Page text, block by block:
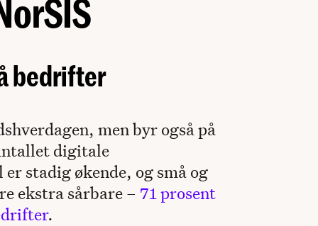
bedrifter
men byr også på
digitale
stadig økende, og små og
ekstra sårbare – 71 prosent
.